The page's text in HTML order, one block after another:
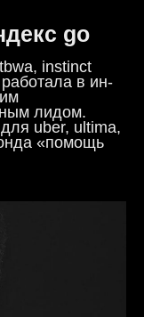
go
instinct
в ин-
лидом.
uber, ultima,
«помощь